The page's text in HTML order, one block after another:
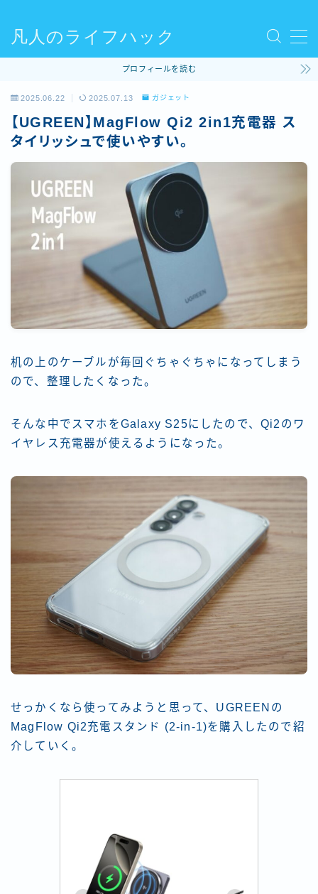
凡人のライフハック
使ってるモノ
ファッション
ライフハック
コラム
プロフィールを読む
2025.06.22 2025.07.13 ガジェット
【UGREEN】MagFlow Qi2 2in1充電器 ス
タイリッシュで使いやすい。
机の上のケーブルが毎回ぐちゃぐちゃになってしまう
ので、整理したくなった。
そんな中でスマホをGalaxy S25にしたので、Qi2のワ
イヤレス充電器が使えるようになった。
せっかくなら使ってみようと思って、UGREENの
MagFlow Qi2充電スタンド (2-in-1)を購入したので紹
介していく。